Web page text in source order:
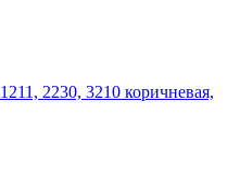
2230, 3210 коричневая,